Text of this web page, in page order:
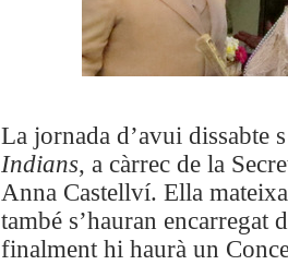
La jornada d’avui dissabte
Indians, a càrrec de la
Anna Castellví. Ella
també s’hauran encarregat
finalment hi haurà un